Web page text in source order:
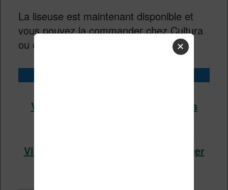
La liseuse est maintenant disponible et
vous pouvez la commander chez Cultura
ou directement sur le site de Vivlio :
Vivlio Light HD Color chez Cultura
Vivlio Light HD Color chez Boulanger
✕